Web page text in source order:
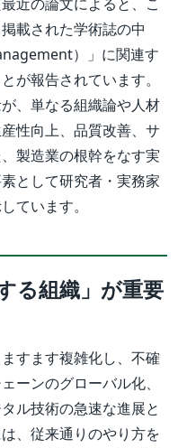
載された学術誌の中
）」に関連す
が報告されています。
、単なる組織論や人材
性向上、品質改善、サ
製造業の根幹をなす実
として研究者・実務家
ています。
る組織」が重要
すます複雑化し、不確
ーンのグローバル化、
ル技術の急速な進展と
、従来通りのやり方を